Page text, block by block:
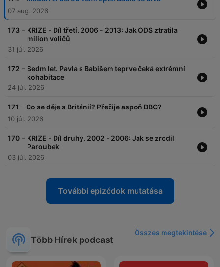
07 aug. 2026
173 - KRIZE - Díl třetí. 2006 - 2013: Jak ODS ztratila
milion voličů
31 júl. 2026
172 - Sedm let. Pavla s Babišem teprve čeká extrémní
kohabitace
24 júl. 2026
171 - Co se děje s Británií? Přežije aspoň BBC?
10 júl. 2026
170 - KRIZE - Díl druhý. 2002 - 2006: Jak se zrodil
Paroubek
03 júl. 2026
További epizódok mutatása
Több Hírek podcast
Összes megtekintése